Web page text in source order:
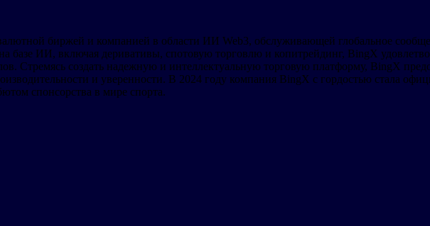
биржей и компанией в области ИИ Web3, обслуживающей глобальное
базе ИИ, включая деривативы, спотовую торговлю и копитрейдинг, BingX
Стремясь создать надежную и интеллектуальную торговую платформу, BingX
и уверенности. В 2024 году компания BingX с гордостью стала
спонсорства в мире спорта.